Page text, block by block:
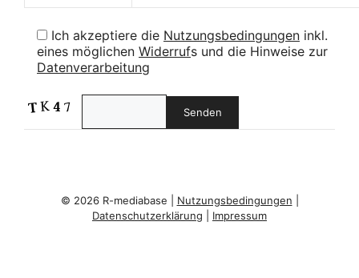
Ich akzeptiere die Nutzungsbedingungen inkl.
eines möglichen Widerrufs und die Hinweise zur
Datenverarbeitung
© 2026 R-mediabase | Nutzungsbedingungen
Datenschutzerklärung
Impressum